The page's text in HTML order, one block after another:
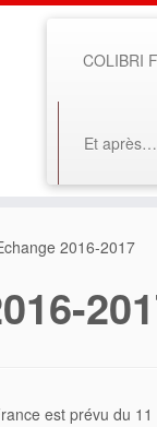
COLIBRI
Et après…
2016-2017
est prévu du